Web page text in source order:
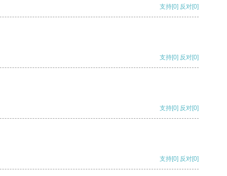
支持[0] 反对[0]
支持[0] 反对[0]
支持[0] 反对[0]
支持[0] 反对[0]